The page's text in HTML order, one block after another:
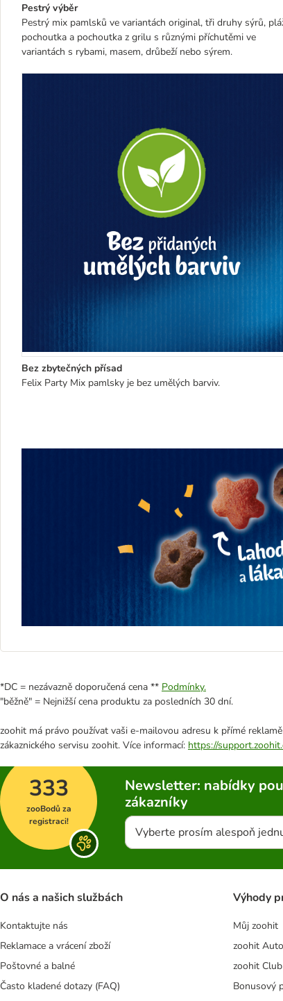
Pestrý výběr
Pestrý mix pamlsků ve variantách original, tři druhy sýrů,
pochoutka a pochoutka z grilu s různými příchutěmi ve
variantách s rybami, masem, drůbeží nebo sýrem.
Bez zbytečných přísad
Felix Party Mix pamlsky je bez umělých barviv.
*DC = nezávazně doporučená cena ** Podmínky.
"běžně" = Nejnižší cena produktu za posledních 30 dní.
zoohit má právo používat vaši e-mailovou adresu k přímé
zákaznického servisu zoohit. Více informací: https://
333
zooBodů za
registraci!
Newsletter: nabídky
zákazníky
Vyberte prosím alespoň
O nás a našich službách
Kontaktujte nás
Reklamace a vrácení zboží
Poštovné a balné
Často kladené dotazy (FAQ)
Výhody
Můj zoohit
zoohit
zoohit Club
Bonusový